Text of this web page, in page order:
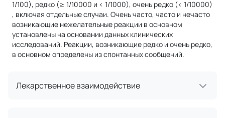
1/100), редко (≥ 1/10000 и < 1/1000), очень редко (< 1/10000)
, включая отдельные случаи. Очень часто, часто и нечасто
возникающие нежелательные реакции в основном
установлены на основании данных клинических
исследований. Реакции, возникающие редко и очень редко,
в основном определены из спонтанных сообщений.
Лекарственное взаимодействие